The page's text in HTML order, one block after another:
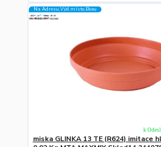
Na Adresu,Výd.místo,Boxu
miska GLINKA 13 TE (R624) imitace
k